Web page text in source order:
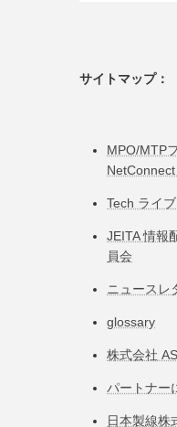
サイトマップ：
MPO/MTP
Tech ライブ
JEITA 情報
員会
ニュースレ
glossary
株式会社
パートナー
日本製線株